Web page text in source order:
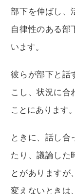
部下を伸ばし、
自律性のある部
います。
彼らが部下と話
こし、状況に合
ことにあります。
ときに、話し合
たり、議論した
とがありますが
変えないときは